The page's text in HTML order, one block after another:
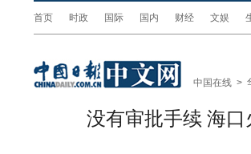
首页 时政 国际 国内 财经 文娱
中国在线 >
没有审批手续 海